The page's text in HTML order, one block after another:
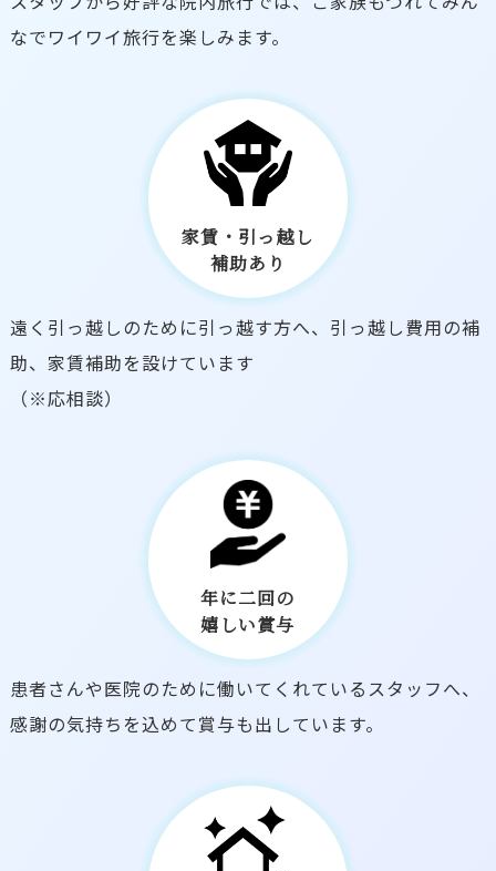
なでワイワイ旅行を楽しみます。
家賃・引っ越し
補助あり
遠く引っ越しのために引っ越す方へ、引っ越し費用の補
助、家賃補助を設けています
（※応相談）
年に二回の
嬉しい賞与
患者さんや医院のために働いてくれているスタッフへ、
感謝の気持ちを込めて賞与も出しています。